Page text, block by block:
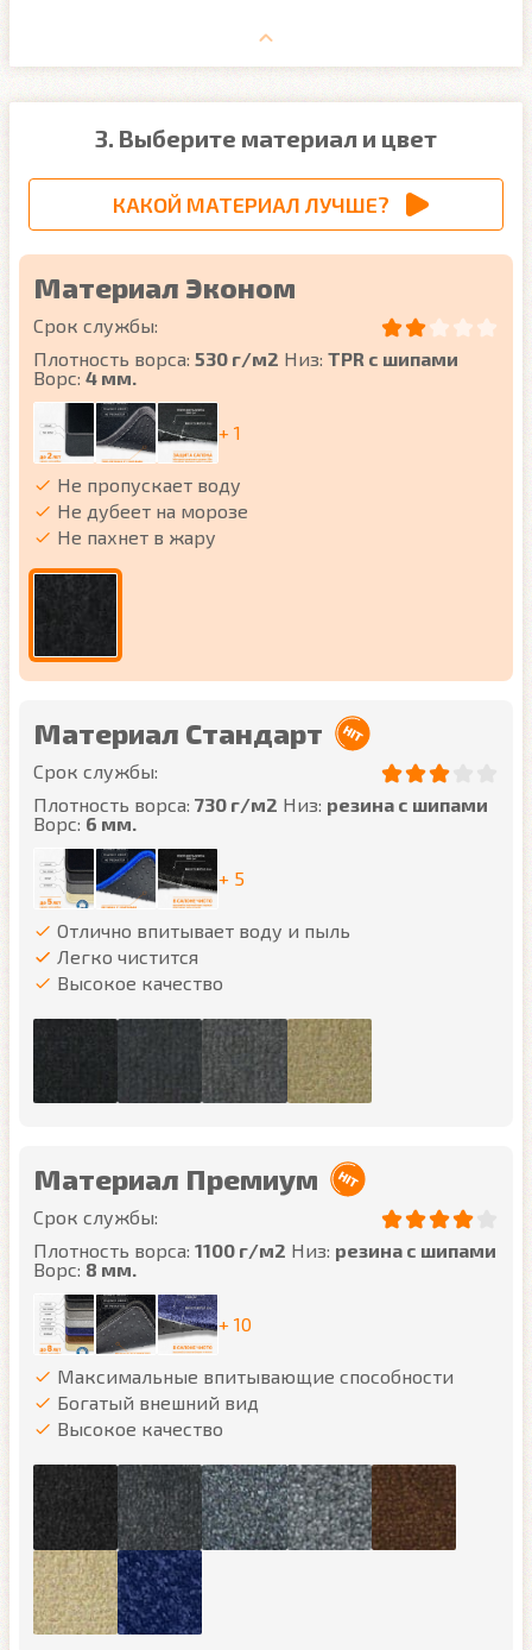
3. Выберите материал и цвет
КАКОЙ МАТЕРИАЛ ЛУЧШЕ?
Материал Эконом
Срок службы:
Плотность ворса: 530 г/м2 Низ: TPR с шипами
Ворс: 4 мм.
+ 1
Не пропускает воду
Не дубеет на морозе
Не пахнет в жару
Материал Стандарт
Срок службы:
Плотность ворса: 730 г/м2 Низ: резина с шипами
Ворс: 6 мм.
+ 5
Отлично впитывает воду и пыль
Легко чистится
Высокое качество
Материал Премиум
Срок службы:
Плотность ворса: 1100 г/м2 Низ: резина с шипами
Ворс: 8 мм.
+ 10
Максимальные впитывающие способности
Богатый внешний вид
Высокое качество